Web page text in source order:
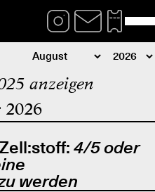
anzeigen
2026
4/5 oder
werden